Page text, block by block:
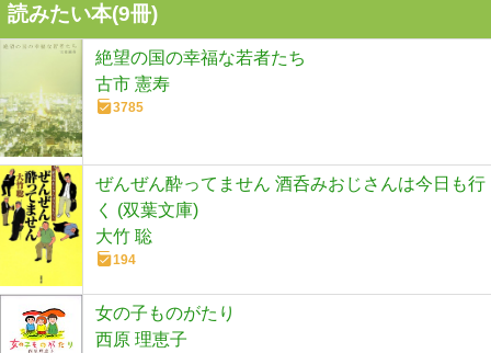
読みたい本(9冊)
絶望の国の幸福な若者たち
古市 憲寿
3785
ぜんぜん酔ってません 酒呑みおじさんは今日も行
く (双葉文庫)
大竹 聡
194
女の子ものがたり
西原 理恵子